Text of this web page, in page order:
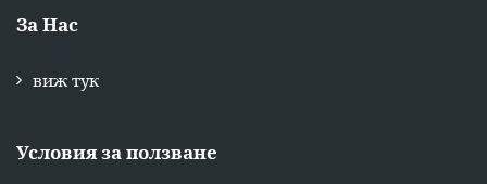
За Нас
виж тук
Условия за ползване